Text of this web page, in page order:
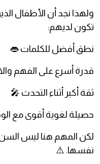
ولهذا نجد أن الأطفال
تكون لديهم:
نطق أفضل للكلمات 👄
قدرة أسرع على الفهم
ثقة أكبر أثناء التحدث 🎤
حصيلة لغوية أقوى مع
لكن المهم هنا ليس
نفسها. ⚠️